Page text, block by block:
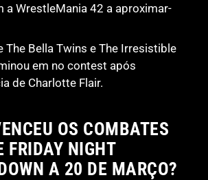
a WrestleMania 42 a aproximar-
The Bella Twins e The Irresistible
em no contest após
de Charlotte Flair.
OS COMBATES
FRIDAY NIGHT
A 20 DE MARÇO?